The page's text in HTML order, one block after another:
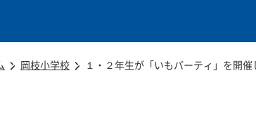
岡枝小学校 １・２年生が「いもパーティ」を開催